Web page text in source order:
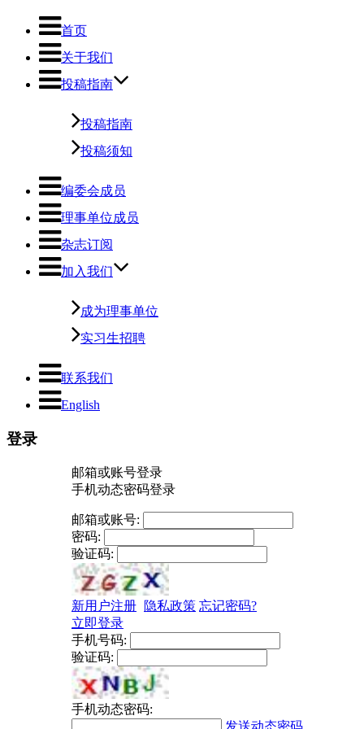
首页
关于我们
投稿指南
投稿指南
投稿须知
编委会成员
理事单位成员
杂志订阅
加入我们
成为理事单位
实习生招聘
联系我们
English
登录
邮箱或账号登录
手机动态密码登录
邮箱或账号:
密码:
验证码:
新用户注册 隐私政策 忘记密码?
立即登录
手机号码:
验证码:
手机动态密码: